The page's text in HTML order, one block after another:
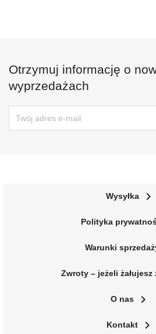
Otrzymuj informację o
wyprzedażach
Wysyłka navigate_next
Polityka
Warunki
Zwroty – jeżeli żałujesz
O nas navigate_next
Kontakt navigate_next